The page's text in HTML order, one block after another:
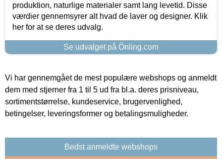
produktion, naturlige materialer samt lang levetid. Disse
værdier gennemsyrer alt hvad de laver og designer. Klik
her for at se deres udvalg.
Se udvalget på Önling.com
Vi har gennemgået de mest populære webshops og anmeldt
dem med stjerner fra 1 til 5 ud fra bl.a. deres prisniveau,
sortimentstørrelse, kundeservice, brugervenlighed,
betingelser, leveringsformer og betalingsmuligheder.
Bedst anmeldte webshops